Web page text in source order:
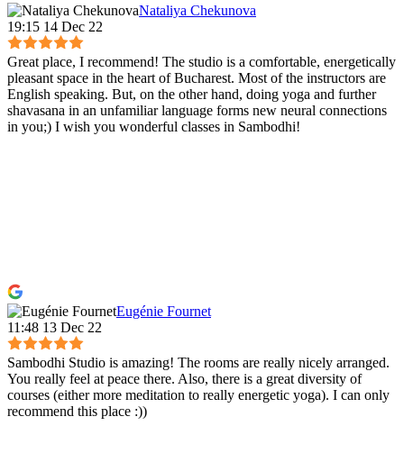
Nataliya Chekunova
19:15 14 Dec 22
Great place, I recommend! The studio is a comfortable, energetically
pleasant space in the heart of Bucharest. Most of the instructors are
English speaking. But, on the other hand, doing yoga and further
shavasana in an unfamiliar language forms new neural connections
in you;) I wish you wonderful classes in Sambodhi!
Eugénie Fournet
11:48 13 Dec 22
Sambodhi Studio is amazing! The rooms are really nicely arranged.
You really feel at peace there. Also, there is a great diversity of
courses (either more meditation to really energetic yoga). I can only
recommend this place :))